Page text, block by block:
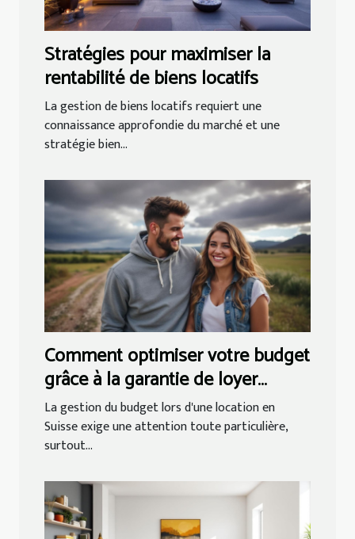
Stratégies pour maximiser la
rentabilité de biens locatifs
La gestion de biens locatifs requiert une
connaissance approfondie du marché et une
stratégie bien...
Comment optimiser votre budget
grâce à la garantie de loyer
Suisse ?
La gestion du budget lors d'une location en
Suisse exige une attention toute particulière,
surtout...